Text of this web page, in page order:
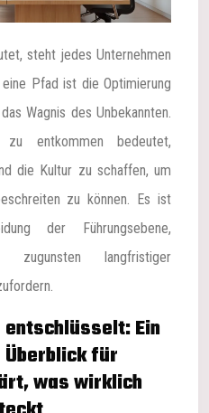
steht jedes Unternehmen
Pfad ist die Optimierung
Wagnis des Unbekannten.
zu entkommen bedeutet,
die Kultur zu schaffen, um
zu können. Es ist
der Führungsebene,
zugunsten langfristiger
entschlüsselt: Ein
für
was wirklich